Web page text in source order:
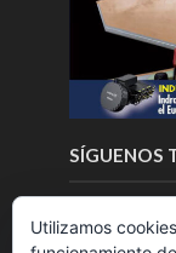
SÍGUENOS
Utilizamos